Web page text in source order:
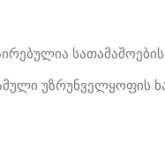
უზრუნველყოფის